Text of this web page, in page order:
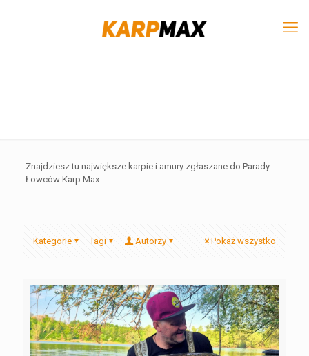
Znajdziesz tu największe karpie i amury zgłaszane do Parady
Łowców Karp Max.
Kategorie Tagi Autorzy Pokaż wszystko